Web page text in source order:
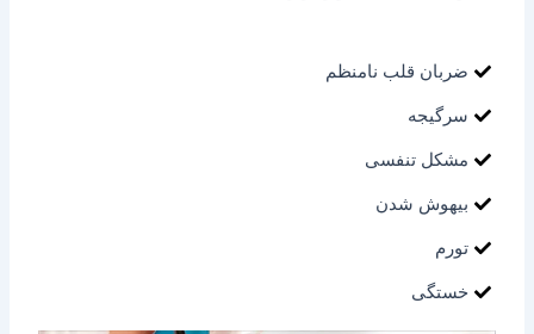
ضربان قلب نامنظم
سرگیجه
مشکل تنفسی
بیهوش شدن
تورم
خستگی